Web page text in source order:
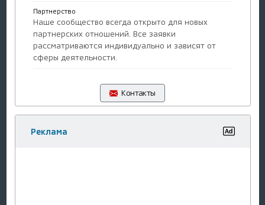
Партнерство
Наше сообщество всегда открыто для новых
партнерских отношений. Все заявки
рассматриваются индивидуально и зависят от
сферы деятельности.
Контакты
Реклама